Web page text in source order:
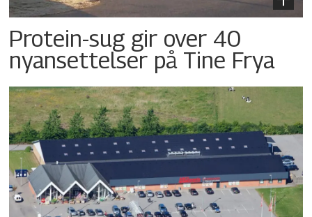
Protein-sug gir over 40
nyansettelser på Tine Frya